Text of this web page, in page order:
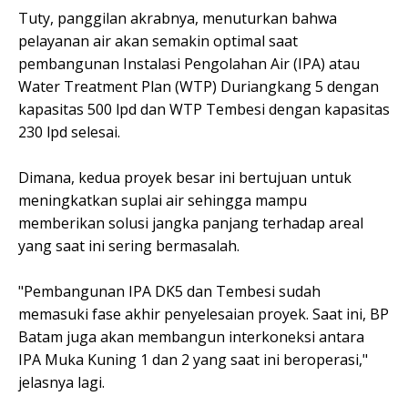
Tuty, panggilan akrabnya, menuturkan bahwa
pelayanan air akan semakin optimal saat
pembangunan Instalasi Pengolahan Air (IPA) atau
Water Treatment Plan (WTP) Duriangkang 5 dengan
kapasitas 500 lpd dan WTP Tembesi dengan kapasitas
230 lpd selesai.
Dimana, kedua proyek besar ini bertujuan untuk
meningkatkan suplai air sehingga mampu
memberikan solusi jangka panjang terhadap areal
yang saat ini sering bermasalah.
"Pembangunan IPA DK5 dan Tembesi sudah
memasuki fase akhir penyelesaian proyek. Saat ini, BP
Batam juga akan membangun interkoneksi antara
IPA Muka Kuning 1 dan 2 yang saat ini beroperasi,"
jelasnya lagi.